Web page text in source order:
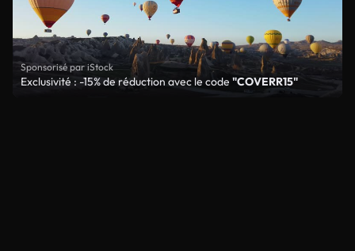
Sponsorisé par iStock
Exclusivité : -15% de réduction avec le code "COVERR15"